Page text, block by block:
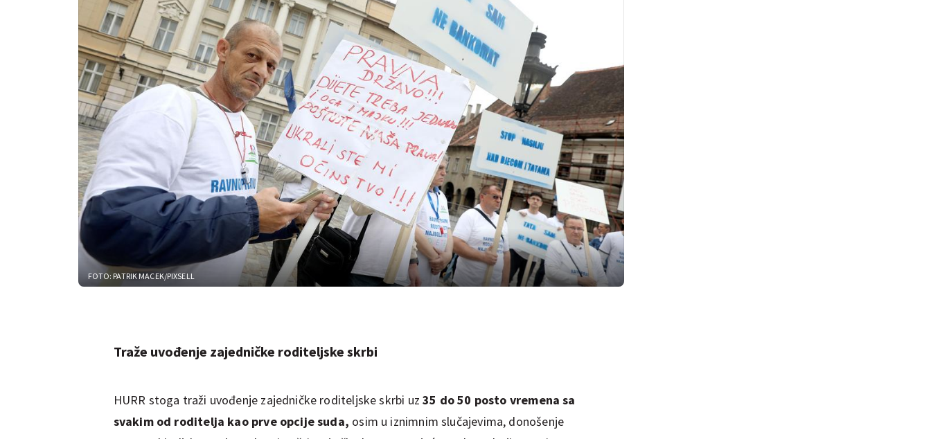
FOTO: PATRIK MACEK/PIXSELL
Traže uvođenje zajedničke roditeljske skrbi
HURR stoga traži uvođenje zajedničke roditeljske skrbi uz35 do 50 posto vremena sa
svakim od roditelja kao prve opcije suda, osim u iznimnim slučajevima, donošenje